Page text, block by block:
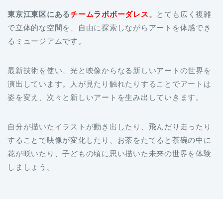
るミュージアムです。
最新技術を使い、光と映像からなる新しいアートの世界を
姿を変え、次々と新しいアートを生み出していきます。
自分が描いたイラストが動き出したり、飛んだり走ったり
花が咲いたり、子どもの頃に思い描いた未来の世界を体験
しましょう。